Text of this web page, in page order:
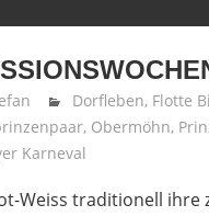
Dorfleben, Flotte
, Obermöhn,
Karneval
Weiss traditionell